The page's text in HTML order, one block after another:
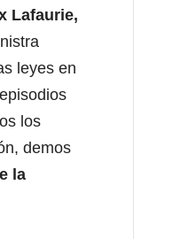
Lafaurie,
leyes en
los
demos
la